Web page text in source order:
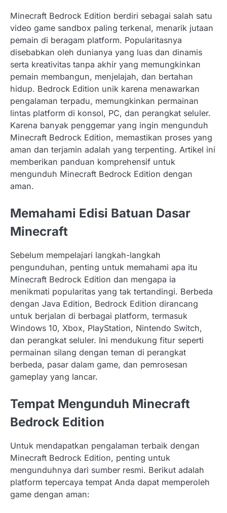
Minecraft Bedrock Edition berdiri sebagai salah satu
video game sandbox paling terkenal, menarik jutaan
pemain di beragam platform. Popularitasnya
disebabkan oleh dunianya yang luas dan dinamis
serta kreativitas tanpa akhir yang memungkinkan
pemain membangun, menjelajah, dan bertahan
hidup. Bedrock Edition unik karena menawarkan
pengalaman terpadu, memungkinkan permainan
lintas platform di konsol, PC, dan perangkat seluler.
Karena banyak penggemar yang ingin mengunduh
Minecraft Bedrock Edition, memastikan proses yang
aman dan terjamin adalah yang terpenting. Artikel ini
memberikan panduan komprehensif untuk
mengunduh Minecraft Bedrock Edition dengan
aman.
Memahami Edisi Batuan Dasar
Minecraft
Sebelum mempelajari langkah-langkah
pengunduhan, penting untuk memahami apa itu
Minecraft Bedrock Edition dan mengapa ia
menikmati popularitas yang tak tertandingi. Berbeda
dengan Java Edition, Bedrock Edition dirancang
untuk berjalan di berbagai platform, termasuk
Windows 10, Xbox, PlayStation, Nintendo Switch,
dan perangkat seluler. Ini mendukung fitur seperti
permainan silang dengan teman di perangkat
berbeda, pasar dalam game, dan pemrosesan
gameplay yang lancar.
Tempat Mengunduh Minecraft
Bedrock Edition
Untuk mendapatkan pengalaman terbaik dengan
Minecraft Bedrock Edition, penting untuk
mengunduhnya dari sumber resmi. Berikut adalah
platform tepercaya tempat Anda dapat memperoleh
game dengan aman: